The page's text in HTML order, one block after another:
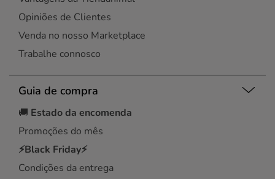
Opiniões de Clientes
Venda no nosso Marketplace
Trabalhe connosco
Guia de compra
🚚 Estado da encomenda
Promoções do mês
⚡Black Friday⚡
Condições da entrega